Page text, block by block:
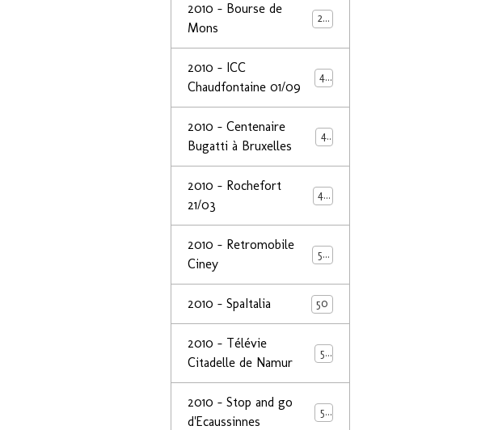
2010 - Bourse de
Mons
29
2010 - ICC
Chaudfontaine 01/09
44
2010 - Centenaire
Bugatti à Bruxelles
44
2010 - Rochefort
21/03
47
2010 - Retromobile
Ciney
50
2010 - SpaItalia 50
2010 - Télévie
Citadelle de Namur
50
2010 - Stop and go
d'Ecaussinnes
50